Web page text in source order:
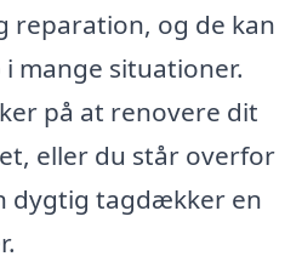
reparation, og de kan
mange situationer.
på at renovere dit
eller du står overfor
dygtig tagdækker en